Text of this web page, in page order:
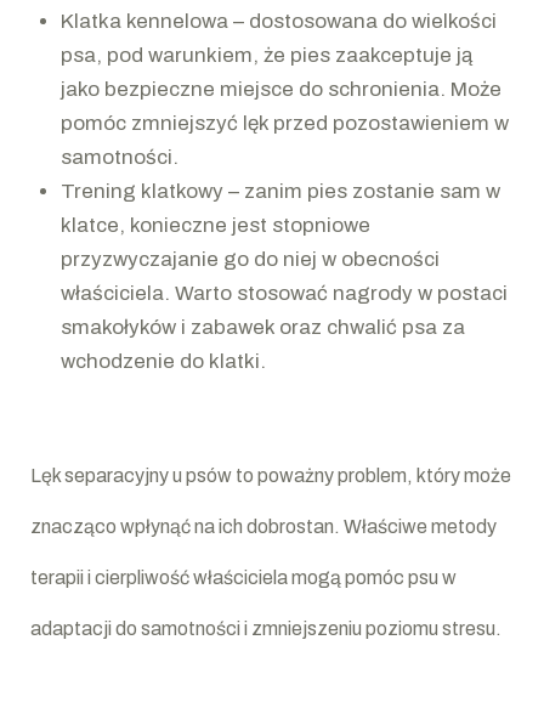
Klatka kennelowa – dostosowana do wielkości
psa, pod warunkiem, że pies zaakceptuje ją
jako bezpieczne miejsce do schronienia. Może
pomóc zmniejszyć lęk przed pozostawieniem w
samotności.
Trening klatkowy – zanim pies zostanie sam w
klatce, konieczne jest stopniowe
przyzwyczajanie go do niej w obecności
właściciela. Warto stosować nagrody w postaci
smakołyków i zabawek oraz chwalić psa za
wchodzenie do klatki.
Lęk separacyjny u psów to poważny problem, który może
znacząco wpłynąć na ich dobrostan. Właściwe metody
terapii i cierpliwość właściciela mogą pomóc psu w
adaptacji do samotności i zmniejszeniu poziomu stresu.